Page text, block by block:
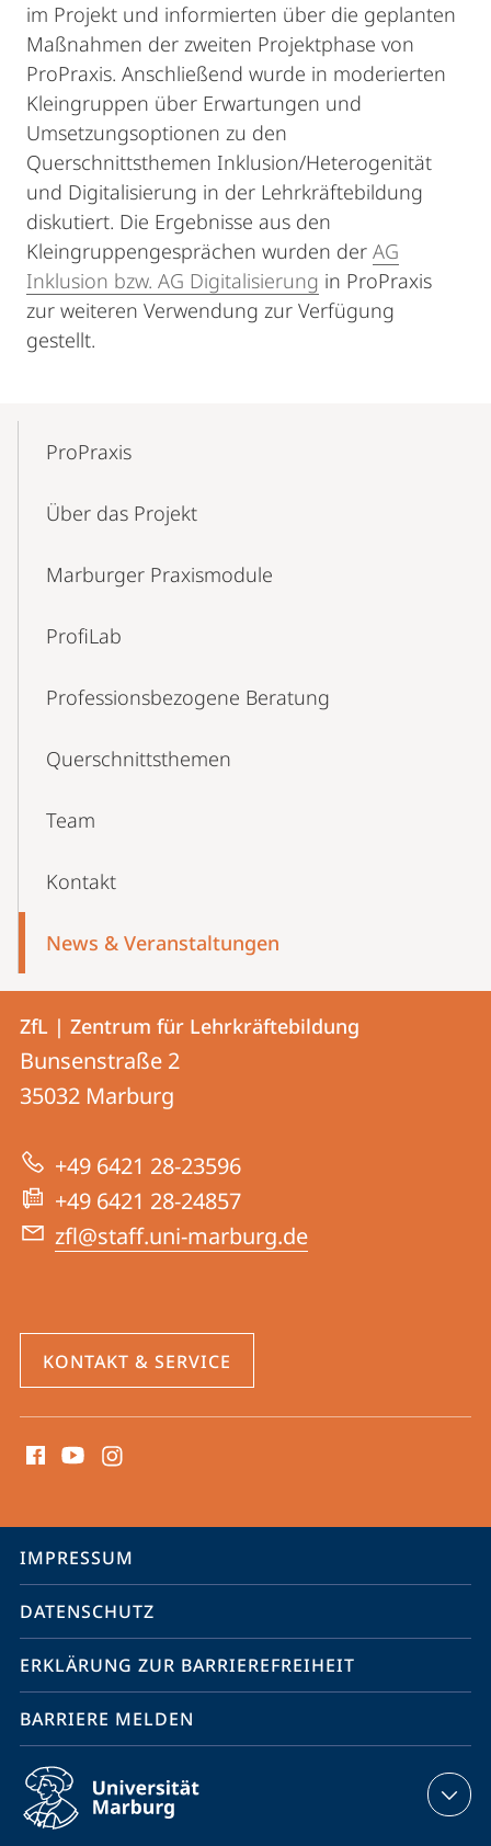
im Projekt und informierten über die geplanten
Maßnahmen der zweiten Projektphase von
ProPraxis. Anschließend wurde in moderierten
Kleingruppen über Erwartungen und
Umsetzungsoptionen zu den
Querschnittsthemen Inklusion/Heterogenität
und Digitalisierung in der Lehrkräftebildung
diskutiert. Die Ergebnisse aus den
Kleingruppengesprächen wurden der AG
Inklusion bzw. AG Digitalisierung in ProPraxis
zur weiteren Verwendung zur Verfügung
gestellt.
NavigationProPraxis
Über das Projekt
Marburger Praxis­module
ProfiLab
Professionsbe­zogene Beratung
Querschnitts­themen
Team
Kontakt
News & Veranstaltungen
Kontakt
und
Informationen
zur
Website
Kontaktinformationen
ZfL
|
Zentrum
für
Lehrkräftebildung
ZfL | Zentrum für Lehrkräftebildung
Bunsenstraße 2
35032 Marburg
+49 6421 28-23596
+49 6421 28-24857
zfl@staff.uni-marburg.de
KONTAKT & SERVICE
Media
Service-
Navigation
IMPRESSUM
DATENSCHUTZ
ERKLÄRUNG ZUR BARRIEREFREIHEIT
BARRIERE MELDEN